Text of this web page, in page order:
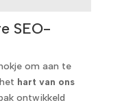
SEO-
om aan te
hart van ons
ontwikkeld